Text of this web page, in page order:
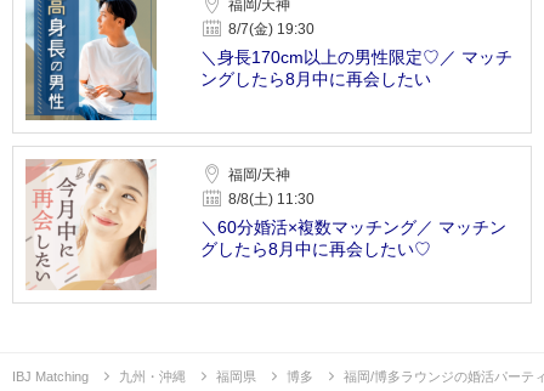
福岡/天神
8/7(金) 19:30
＼身長170cm以上の男性限定♡／ マッチ
ングしたら8月中に再会したい
福岡/天神
8/8(土) 11:30
＼60分婚活×複数マッチング／ マッチン
グしたら8月中に再会したい♡
IBJ Matching 九州・沖縄 福岡県 博多 福岡/博多ラウンジの婚活パーテ